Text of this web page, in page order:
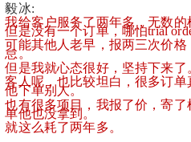
毅冰:
我给客户服务了两年多，无数的
但是没有一个订单，哪怕trial
可能其他人老早，报两三次价
怠。
但是我就心态很好，坚持下来了
客人呢，也比较坦白，很多订单
他下单别人。
也有很多项目，我报了价，寄
单他也没拿到。
就这么耗了两年多。